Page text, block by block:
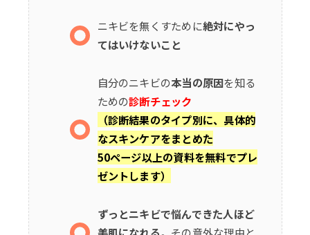
ニキビを無くすために絶対にやっ
てはいけないこと
自分のニキビの本当の原因を知る
ための診断チェック
（診断結果のタイプ別に、具体的
なスキンケアをまとめた
50ページ以上の資料を無料でプレ
ゼントします）
ずっとニキビで悩んできた人ほど
美肌になれる。その意外な理由と